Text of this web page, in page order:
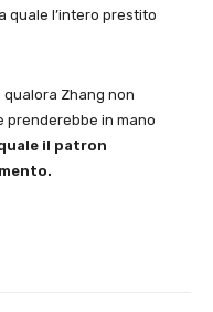
quale l’intero prestito
qualora Zhang non
prenderebbe in mano
il patron